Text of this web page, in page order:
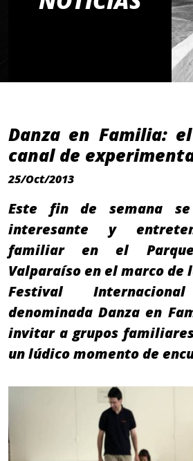
Danza en Familia:
canal de
25/Oct/2013
Este fin de semana
interesante y
familiar en el
Valparaíso en el marco de
Festival
denominada Danza en
invitar a grupos
un lúdico momento de